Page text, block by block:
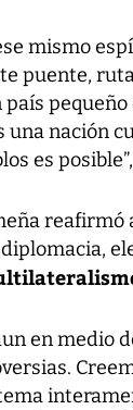
mismo
puente,
país
una nación
es
reafirmó
en medio